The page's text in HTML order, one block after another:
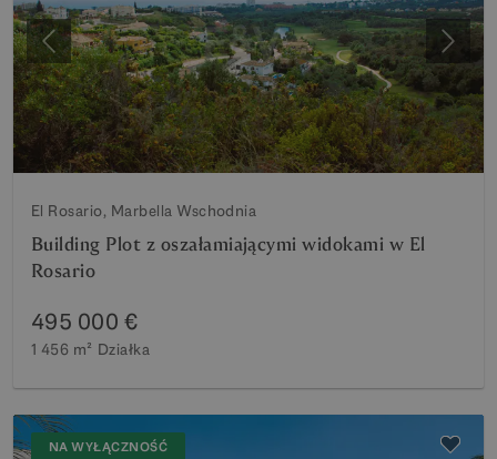
Poprzedni
El Rosario, Marbella Wschodnia
Building Plot z oszałamiającymi widokami w El
Rosario
495 000 €
1 456 m² Działka
NA WYŁĄCZNOŚĆ